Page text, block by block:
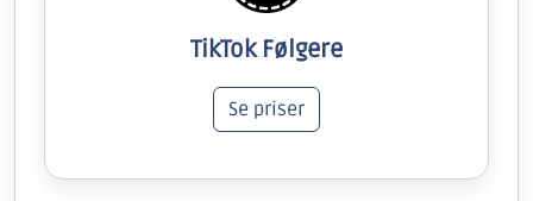
TikTok Følgere
Se priser